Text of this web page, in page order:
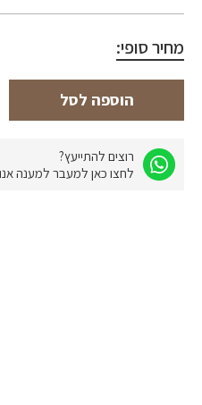
מחיר סופי:
הוספה לסל
רוצים להתייעץ?
לחצו כאן למעבר למענה